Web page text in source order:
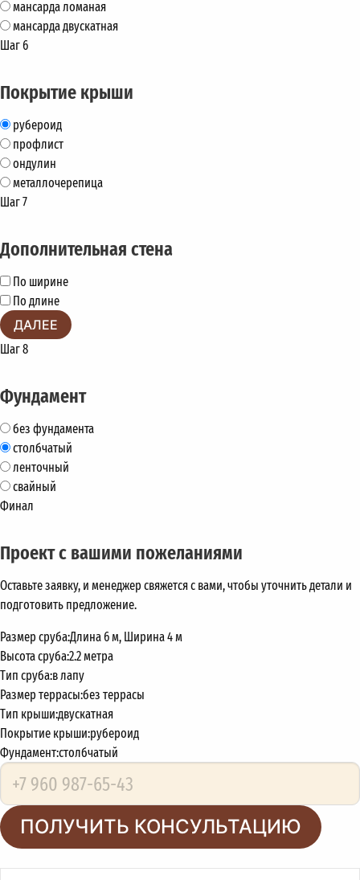
мансарда ломаная
мансарда двускатная
Шаг 6
Покрытие крыши
рубероид
профлист
ондулин
металлочерепица
Шаг 7
Дополнительная стена
По ширине
По длине
ДАЛЕЕ
Шаг 8
Фундамент
без фундамента
столбчатый
ленточный
свайный
Финал
Проект с вашими пожеланиями
Оставьте заявку, и менеджер свяжется с вами, чтобы уточнить детали и
подготовить предложение.
Размер сруба:Длина 6 м, Ширина 4 м
Высота сруба:2.2 метра
Тип сруба:в лапу
Размер террасы:без террасы
Тип крыши:двускатная
Покрытие крыши:рубероид
Фундамент:столбчатый
ПОЛУЧИТЬ КОНСУЛЬТАЦИЮ